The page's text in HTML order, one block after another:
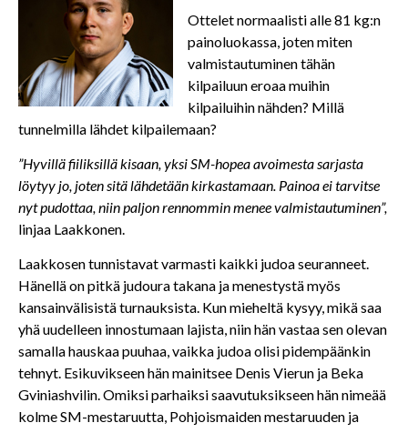
Ottelet normaalisti alle 81 kg:n
painoluokassa, joten miten
valmistautuminen tähän
kilpailuun eroaa muihin
kilpailuihin nähden? Millä
tunnelmilla lähdet kilpailemaan?
”Hyvillä fiiliksillä kisaan, yksi SM-hopea avoimesta sarjasta
löytyy jo, joten sitä lähdetään kirkastamaan. Painoa ei tarvitse
nyt pudottaa, niin paljon rennommin menee valmistautuminen”,
linjaa Laakkonen.
Laakkosen tunnistavat varmasti kaikki judoa seuranneet.
Hänellä on pitkä judoura takana ja menestystä myös
kansainvälisistä turnauksista. Kun mieheltä kysyy, mikä saa
yhä uudelleen innostumaan lajista, niin hän vastaa sen olevan
samalla hauskaa puuhaa, vaikka judoa olisi pidempäänkin
tehnyt. Esikuvikseen hän mainitsee Denis Vierun ja Beka
Gviniashvilin. Omiksi parhaiksi saavutuksikseen hän nimeää
kolme SM-mestaruutta, Pohjoismaiden mestaruuden ja